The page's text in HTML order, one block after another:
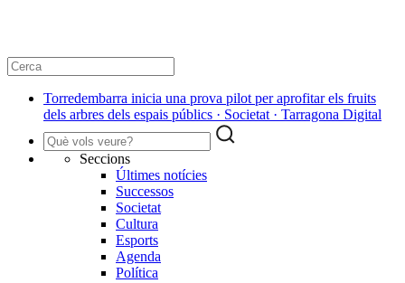
Torredembarra inicia una prova pilot per aprofitar els fruits
dels arbres dels espais públics · Societat · Tarragona Digital
Seccions
Últimes notícies
Successos
Societat
Cultura
Esports
Agenda
Política